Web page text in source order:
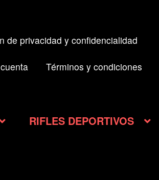
de privacidad y confidencialidad
Términos y condiciones
RIFLES DEPORTIVOS